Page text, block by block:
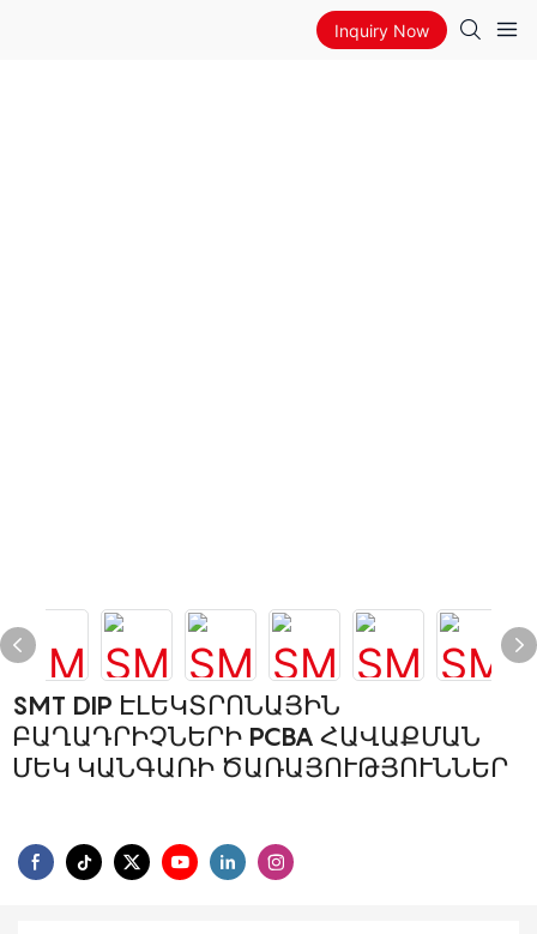
Inquiry Now
SMT DIP ԷԼԵԿՏՐՈՆԱՅԻՆ
ԲԱՂԱԴՐԻՉՆԵՐԻ PCBA ՀԱՎԱՔՄԱՆ
ՄԵԿ ԿԱՆԳԱՌԻ ԾԱՌԱՅՈՒԹՅՈՒՆՆԵՐ